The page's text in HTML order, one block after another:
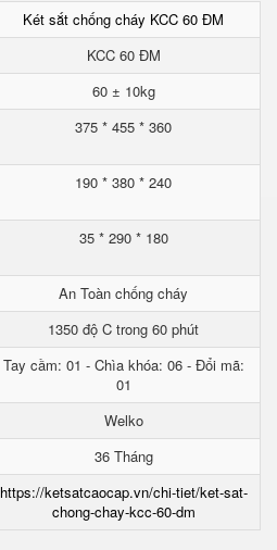
Két sắt chống cháy KCC 60 ĐM
KCC 60 ĐM
60 ± 10kg
375 * 455 * 360
190 * 380 * 240
35 * 290 * 180
An Toàn chống cháy
1350 độ C trong 60 phút
Tay cầm: 01 - Chìa khóa: 06 - Đổi mã:
01
Welko
36 Tháng
https://ketsatcaocap.vn/chi-tiet/ket-sat-
chong-chay-kcc-60-dm